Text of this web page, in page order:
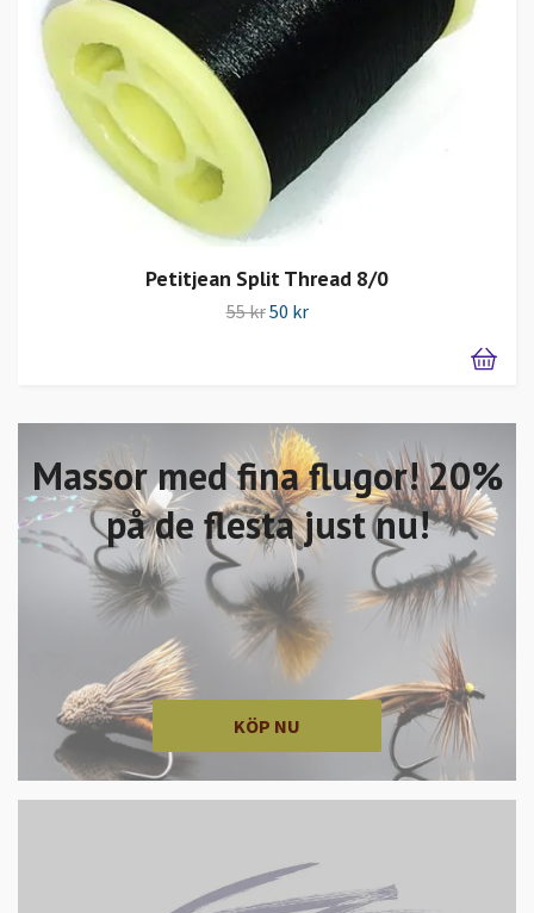
Massor med fina flugor! 20%
på de flesta just nu!
KÖP NU
Petitjean Split Thread 8/0
55 kr50 kr